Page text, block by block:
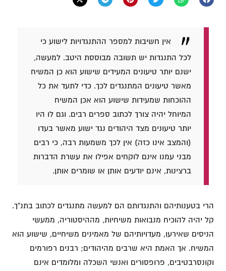
אין חשיבות למספר ההתנגדויות לישוע כי
לכל התנגדות יש תשובה מבוססת היטב. למעשה,
ישנם יותר טיעונים המעידים שישוע הוא כן המשיח
מאשר טיעונים המתנגדים לכך. כדי לתעד את כל
ההוכחות שמעידות שישוע הוא אכן המשיח
המיוחל יהיה צורך לכתוב ספרים רבים. וגם לו היו
יותר טיעונים מצד היהודים נגד ישוע מאשר בעדו
(והמצב אינו כזה) אין לכך משמעות רבה, כי רבים
מבני עמנו אינם לוקחים אפילו את עשרת הדברות
ברצינות, אינם יודעים אותן או שומרים אותן.
הרי בטענותיהם והתנגדותם הם למעשה מתנגדים לכתוב בתנ"ך.
קל יהיה להוכיח מנבואות משיחיות, מההיסטוריה, ממעשי
הניסים שאירעו, מעדויותיהם של מאמינים משיחיים, שישוע הוא
המשיח. אך האמת היא שרבים מהיהודים; רבנים רפורמים
וקונסרבטיבים, פרופסורים ואנשי השכלה ומלומדים אינם